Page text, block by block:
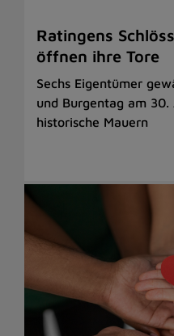
Ratingens
öffnen ihre Tore
Sechs Eigentümer
und Burgentag am
historische Mauern